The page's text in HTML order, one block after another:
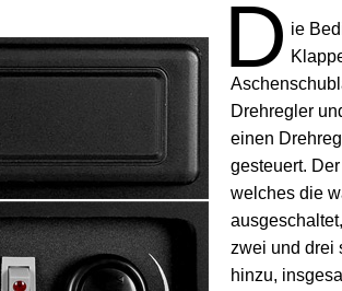
D ie
Drehregler
einen
gesteuert.
welches die
zwei und drei
hinzu,